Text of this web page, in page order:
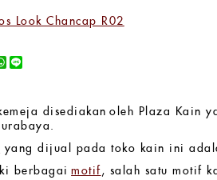
Look Chancap R02
WhatsApp
disediakan oleh Plaza Kain
yang dijual pada toko kain ini
berbagaimotif, salah satu motif